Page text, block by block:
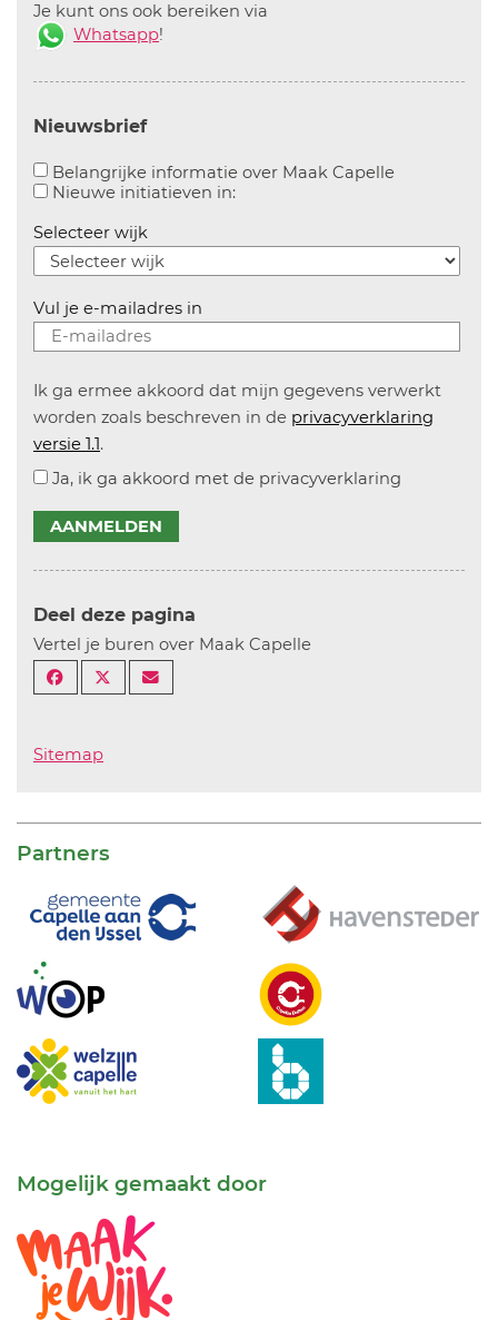
Je kunt ons ook bereiken via
Whatsapp!
Nieuwsbrief
Belangrijke informatie over Maak CapelleAanvinken
Nieuwe initiatieven in:Aanvinken om informatie over
Selecteer wijk
Vul je e-mailadres in
Ik ga ermee akkoord dat mijn gegevens verwerkt
worden zoals beschreven in de privacyverklaring
versie 1.1.
Ja, ik ga akkoord met de privacyverklaring
AANMELDEN
Deel deze pagina
Vertel je buren over Maak Capelle
Sitemap
Partners
Mogelijk gemaakt door